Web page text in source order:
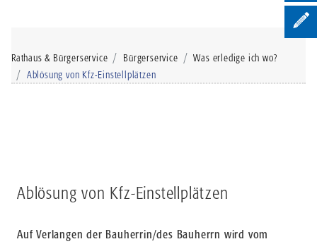
Rathaus & Bürgerservice Bürgerservice
Was erledige ich wo?
Ablösung von Kfz-Einstellplätzen
Ablösung von Kfz-Einstellplätzen
Auf Verlangen der Bauherrin/des Bauherrn wird vom